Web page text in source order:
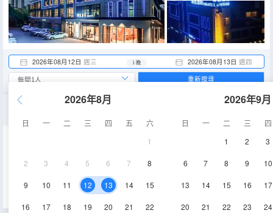
2026年08月12日 週三 2026年08月13日 週四
1 晚
2026年8月
日 一 二 三 四 五
六
1
2 3 4 5 6 7 8
9 10 11 12 13 14 15
16 17 18 19 20 21 22
2026年9月
日 一 二 三
四
1
2 3
6 7 8 9 10
13 14 15 16 17
20 21 22 23 24
重新搜尋
25-28㎡ 空調